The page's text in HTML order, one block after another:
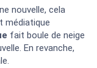
nouvelle, cela
médiatique
fait boule de neige
En revanche,